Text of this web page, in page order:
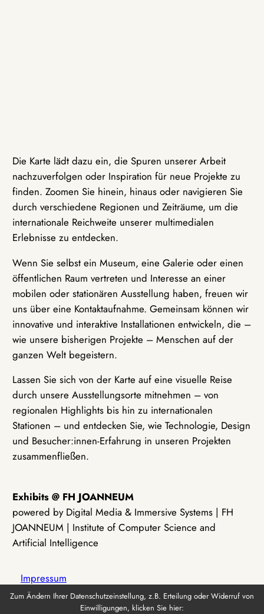
Die Karte lädt dazu ein, die Spuren unserer Arbeit
nachzuverfolgen oder Inspiration für neue Projekte zu
finden. Zoomen Sie hinein, hinaus oder navigieren Sie
durch verschiedene Regionen und Zeiträume, um die
internationale Reichweite unserer multimedialen
Erlebnisse zu entdecken.
Wenn Sie selbst ein Museum, eine Galerie oder einen
öffentlichen Raum vertreten und Interesse an einer
mobilen oder stationären Ausstellung haben, freuen wir
uns über eine Kontaktaufnahme. Gemeinsam können wir
innovative und interaktive Installationen entwickeln, die –
wie unsere bisherigen Projekte – Menschen auf der
ganzen Welt begeistern.
Lassen Sie sich von der Karte auf eine visuelle Reise
durch unsere Ausstellungsorte mitnehmen – von
regionalen Highlights bis hin zu internationalen
Stationen – und entdecken Sie, wie Technologie, Design
und Besucher:innen-Erfahrung in unseren Projekten
zusammenfließen.
Exhibits @ FH JOANNEUM
powered by Digital Media & Immersive Systems | FH
JOANNEUM | Institute of Computer Science and
Artificial Intelligence
Impressum
Zum Ändern Ihrer Datenschutzeinstellung, z.B. Erteilung oder Widerruf von
Einwilligungen, klicken Sie hier: